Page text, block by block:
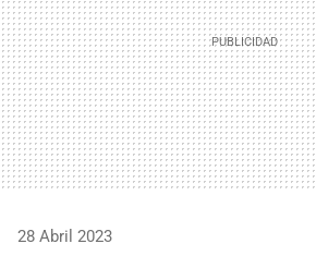
28 Abril 2023